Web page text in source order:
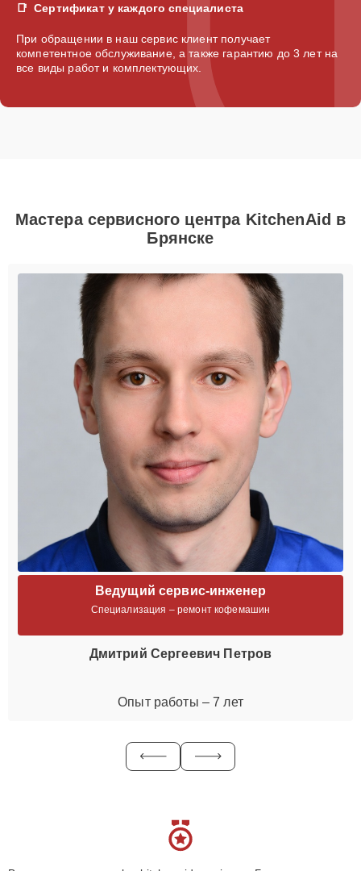
Сертификат у каждого специалиста
При обращении в наш сервис клиент получает
компетентное обслуживание, а также гарантию до 3 лет на
все виды работ и комплектующих.
Мастера сервисного центра KitchenAid в
Брянске
Ведущий сервис-инженер
Специализация – ремонт кофемашин
Дмитрий Сергеевич Петров
Опыт работы – 7 лет